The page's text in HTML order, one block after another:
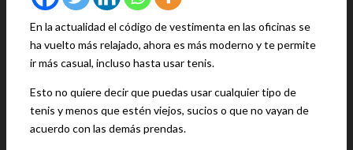
En la actualidad el código de vestimenta en las oficinas se
ha vuelto más relajado, ahora es más moderno y te permite
ir más casual, incluso hasta usar tenis.
Esto no quiere decir que puedas usar cualquier tipo de
tenis y menos que estén viejos, sucios o que no vayan de
acuerdo con las demás prendas.